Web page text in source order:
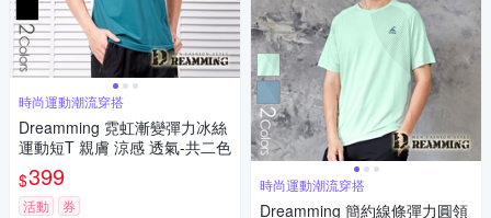
時尚運動潮流穿搭
Dreamming 霓虹漸變彈力冰絲
運動短T 親膚 涼感 透氣-共二色
$399
活動 券
時尚運動潮流穿搭
Dreamming 簡約線條彈力圓領